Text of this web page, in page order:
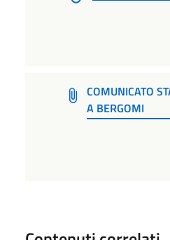
COMUNICATO
A BERGOMI